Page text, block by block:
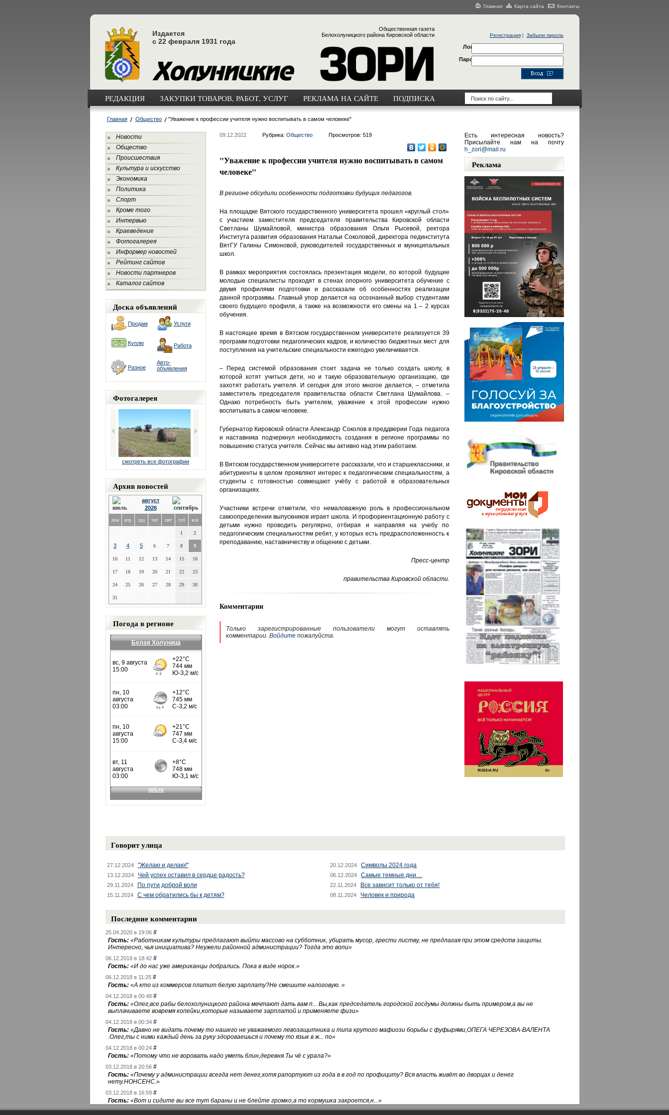
Главная Карта сайта Контакты
Издается
с 22 февраля 1931 года
Общественная газета
Белохолуницкого района Кировской области
Регистрация| Забыли пароль
Логин
Пароль
РЕДАКЦИЯ ЗАКУПКИ ТОВАРОВ, РАБОТ, УСЛУГ РЕКЛАМА НА САЙТЕ ПОДПИСКА
Главная Общество "Уважение к профессии учителя нужно воспитывать в самом человеке"
Новости
Общество
Происшествия
Культура и искусство
Экономика
Политика
Спорт
Кроме того
Интервью
Краеведение
Фотогалерея
Информер новостей
Рейтинг сайтов
Новости партнеров
Каталог сайтов
Доска объявлений
Продам Услуги
Куплю Работа
Разное
Авто-
объявления
Фотогалерея
смотреть все фотографии
Архив новостей
август
2026
пон втр срд чет пят суб вск
1 2
3 4 5 6 7 8 9
10 11 12 13 14 15 16
17 18 19 20 21 22 23
24 25 26 27 28 29 30
31
Погода в регионе
Белая Холуница
09.12.2022 Рубрика: Общество Просмотров: 519
"Уважение к профессии учителя нужно воспитывать в самом
человеке"
В регионе обсудили особенности подготовки будущих педагогов.
На площадке Вятского государственного университета прошел «круглый стол»
с участием заместителя председателя правительства Кировской области
Светланы Шумайловой, министра образования Ольги Рысевой, ректора
Института развития образования Натальи Соколовой, директора пединститута
ВятГУ Галины Симоновой, руководителей государственных и муниципальных
школ.
В рамках мероприятия состоялась презентация модели, по которой будущие
молодые специалисты проходят в стенах опорного университета обучение с
двумя профилями подготовки и рассказали об особенностях реализации
данной программы. Главный упор делается на осознанный выбор студентами
своего будущего профиля, а также на возможности его смены на 1 – 2 курсах
обучения.
В настоящее время в Вятском государственном университете реализуется 39
программ подготовки педагогических кадров, и количество бюджетных мест для
поступления на учительские специальности ежегодно увеличивается.
– Перед системой образования стоит задача не только создать школу, в
которой хотят учиться дети, но и такую образовательную организацию, где
захотят работать учителя. И сегодня для этого многое делается, – отметила
заместитель председателя правительства области Светлана Шумайлова. –
Однако потребность быть учителем, уважение к этой профессии нужно
воспитывать в самом человеке.
Губернатор Кировской области Александр Соколов в преддверии Года педагога
и наставника подчеркнул необходимость создания в регионе программы по
повышению статуса учителя. Сейчас мы активно над этим работаем.
В Вятском государственном университете рассказали, что и старшеклассники, и
абитуриенты в целом проявляют интерес к педагогическим специальностям, а
студенты с готовностью совмещают учёбу с работой в образовательных
организациях.
Участники встречи отметили, что немаловажную роль в профессиональном
самоопределении выпускников играет школа. И профориентационную работу с
детьми нужно проводить регулярно, отбирая и направляя на учебу по
педагогическим специальностям ребят, у которых есть предрасположенность к
преподаванию, наставничеству и общению с детьми.
Пресс-центр
правительства Кировской области.
Комментарии
Только зарегистрированные пользователи могут оставлять
комментарии. Войдитепожалуйста.
Есть интересная новость?
Присылайте нам на почту
h_zori@mail.ru
Реклама
Говорит улица
27.12.2024 "Желаю и делаю!" 20.12.2024 Символы 2024 года
13.12.2024 Чей успех оставил в сердце радость? 06.12.2024 Самые темные дни…
29.11.2024 По пути доброй воли 22.11.2024 Все зависит только от тебя!
15.11.2024 С чем обратились бы к детям? 08.11.2024 Человек и природа
Последние комментарии
25.04.2020 в 19:06 #
Гость: «Работникам культуры предлагают выйти массово на субботник, убирать мусор, грести листву, не предлагая при этом средств защиты.
Интересно, чья инициатива? Неужели районной администрации? Тогда это вопи»
06.12.2018 в 18:42 #
Гость: «И до нас уже американцы добрались. Пока в виде норок.»
06.12.2018 в 11:25 #
Гость: «А кто из коммерсов платит белую зарплату?Не смешите налоговую. »
04.12.2018 в 00:48 #
Гость: «Олег,все рабы белохолуницкого района мечтают дать вам п... Вы,как председатель городской госдумы должны быть примером,а вы не
выплачиваете вовремя копейки,которые называете зарплатой и применяете физи»
04.12.2018 в 00:34 #
Гость: «Давно не видать почему то нашего не уважаемого левозащитника и типа крутого мафиози борьбы с фуфырями,ОПЕГА ЧЕРЕЗОВА-ВАЛЕНТА
.Олег,ты с ними каждый день за руку здороваешься и почему то язык в ж... по»
04.12.2018 в 00:24 #
Гость: «Потому что не воровать надо уметь блин,деревня.Ты чё с урала?»
03.12.2018 в 20:56 #
Гость: «Почему у администрации всегда нет денег,хотя рапортуют из года в в год по профициту? Вся власть живёт во дворцах и денег
нету.НОНСЕНС.»
03.12.2018 в 16:59 #
Гость: «Вот и сидите вы все тут бараны и не блейте громко,а то кормушка закроется,н...»